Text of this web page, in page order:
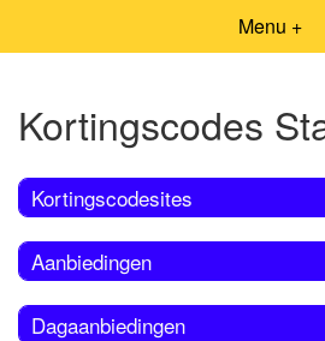
Menu +
Kortingscodes
Kortingscodesites
Aanbiedingen
Dagaanbiedingen